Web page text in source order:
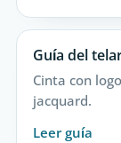
Guía del
Cinta con
jacquard.
Leer guía